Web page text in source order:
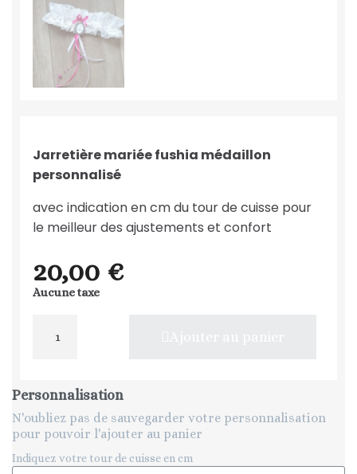
Jarretière mariée fushia médaillon
personnalisé
avec indication en cm du tour de cuisse pour
le meilleur des ajustements et confort
20,00 €
Aucune taxe
Personnalisation
N'oubliez pas de sauvegarder votre personnalisation
pour pouvoir l'ajouter au panier
Indiquez votre tour de cuisse en cm